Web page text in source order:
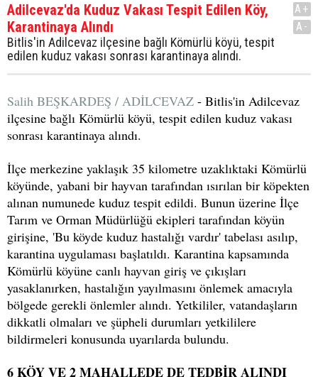
Adilcevaz'da Kuduz Vakası Tespit Edilen Köy,
Karantinaya Alındı
Bitlis'in Adilcevaz ilçesine bağlı Kömürlü köyü, tespit
edilen kuduz vakası sonrası karantinaya alındı.
A+
A-
Salih BEŞKARDEŞ / ADİLCEVAZ - Bitlis'in Adilcevaz
ilçesine bağlı Kömürlü köyü, tespit edilen kuduz vakası
sonrası karantinaya alındı.
İlçe merkezine yaklaşık 35 kilometre uzaklıktaki Kömürlü
köyünde, yabani bir hayvan tarafından ısırılan bir köpekten
alınan numunede kuduz tespit edildi. Bunun üzerine İlçe
Tarım ve Orman Müdürlüğü ekipleri tarafından köyün
girişine, 'Bu köyde kuduz hastalığı vardır' tabelası asılıp,
karantina uygulaması başlatıldı. Karantina kapsamında
Kömürlü köyüne canlı hayvan giriş ve çıkışları
yasaklanırken, hastalığın yayılmasını önlemek amacıyla
bölgede gerekli önlemler alındı. Yetkililer, vatandaşların
dikkatli olmaları ve şüpheli durumları yetkililere
bildirmeleri konusunda uyarılarda bulundu.
6 KÖY VE 2 MAHALLEDE DE TEDBİR ALINDI